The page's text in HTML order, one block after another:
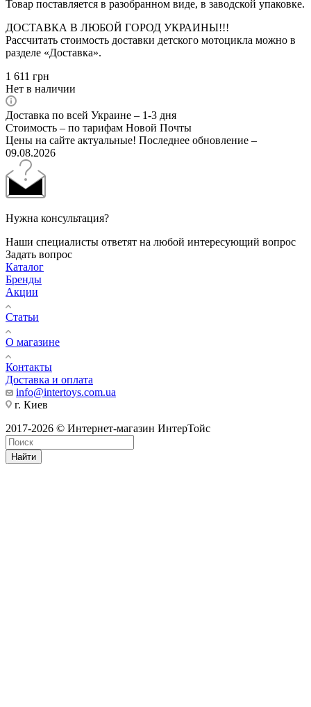
Товар поставляется в разобранном виде, в заводской упаковке.
ДОСТАВКА В ЛЮБОЙ ГОРОД УКРАИНЫ!!!
Рассчитать стоимость доставки детского мотоцикла можно в
разделе «Доставка».
1 611 грн
Нет в наличии
Доставка по всей Украине – 1-3 дня
Стоимость – по тарифам Новой Почты
Цены на сайте актуальные! Последнее обновление –
09.08.2026
Нужна консультация?
Наши специалисты ответят на любой интересующий вопрос
Задать вопрос
Каталог
Бренды
Акции
Статьи
О магазине
Контакты
Доставка и оплата
info@intertoys.com.ua
г. Киев
2017-2026 © Интернет-магазин ИнтерТойс
Найти